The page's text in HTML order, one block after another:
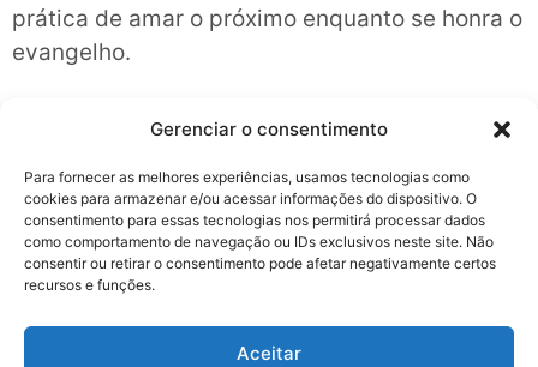
Gerenciar o consentimento
Para fornecer as melhores experiências, usamos tecnologias como
cookies para armazenar e/ou acessar informações do dispositivo. O
consentimento para essas tecnologias nos permitirá processar dados
como comportamento de navegação ou IDs exclusivos neste site. Não
consentir ou retirar o consentimento pode afetar negativamente certos
recursos e funções.
Aceitar
prática de amar o próximo enquanto se honra o
evangelho.
vós, tende paz com todos os homens.”
— Rm 12.18 (ARC)
Um Exame Antes de Apertar
“publicar”
glorifica a Cristo? Isso ajuda alguém de